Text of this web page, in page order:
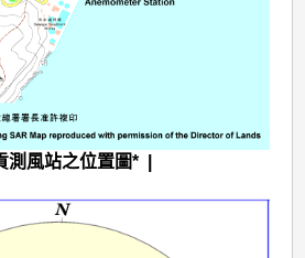
測風站之位置圖* |